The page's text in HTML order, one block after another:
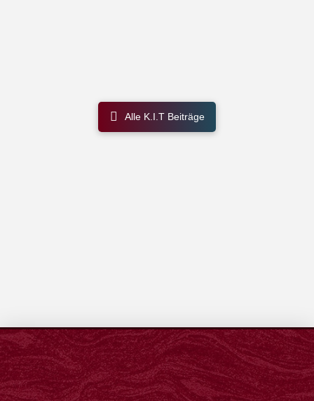
Alle K.I.T Beiträge